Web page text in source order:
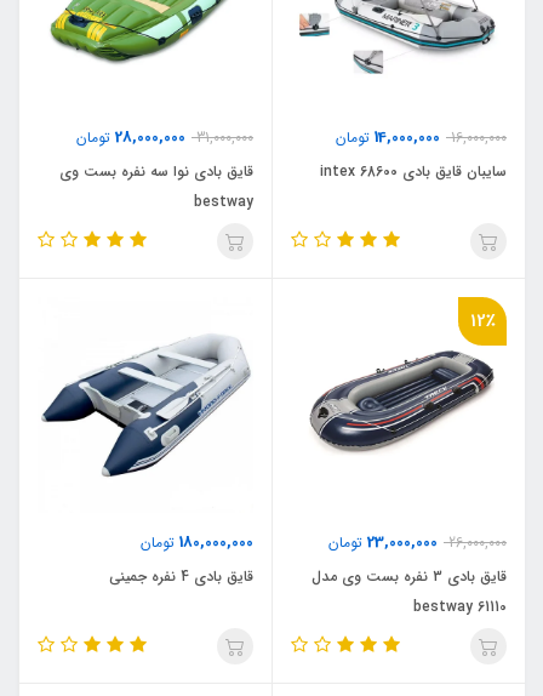
16,000,000
14,000,000 تومان
سایبان قایق بادی intex 68600
31,000,000
28,000,000 تومان
قایق بادی نوا سه نفره بست وی
bestway
12٪
26,000,000
23,000,000 تومان
قایق بادی 3 نفره بست وی مدل
bestway 61110
180,000,000 تومان
قایق بادی 4 نفره جمینی